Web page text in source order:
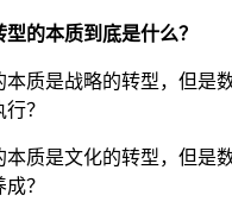
的本质到底是什么？
本质是战略的转型，但是
？
本质是文化的转型，但是
？